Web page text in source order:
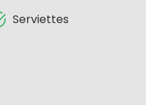
Serviettes